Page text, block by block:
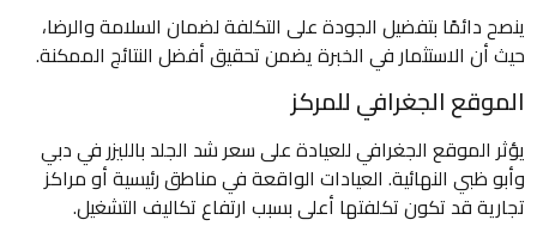
ينصح دائمًا بتفضيل الجودة على التكلفة لضمان السلامة والرضا،
حيث أن الاستثمار في الخبرة يضمن تحقيق أفضل النتائج الممكنة.
الموقع الجغرافي للمركز
يؤثر الموقع الجغرافي للعيادة على سعر شد الجلد بالليزر في دبي
وأبو ظبي النهائية. العيادات الواقعة في مناطق رئيسية أو مراكز
تجارية قد تكون تكلفتها أعلى بسبب ارتفاع تكاليف التشغيل.